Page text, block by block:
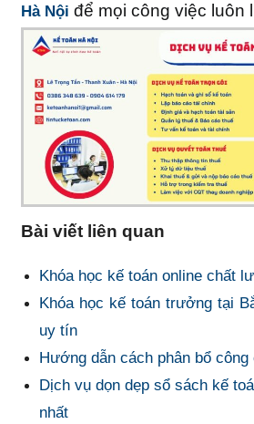
Hà Nội để mọi công việc luôn
Bài viết liên quan
Khóa học kế toán online chất
Khóa học kế toán trưởng tại
uy tín
Hướng dẫn cách phân bổ công
Dịch vụ dọn dẹp sổ sách kế
nhất